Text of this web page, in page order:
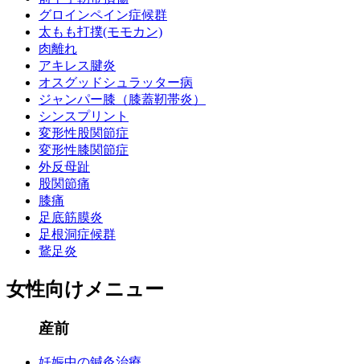
グロインペイン症候群
太もも打撲(モモカン)
肉離れ
アキレス腱炎
オスグッドシュラッター病
ジャンパー膝（膝蓋靭帯炎）
シンスプリント
変形性股関節症
変形性膝関節症
外反母趾
股関節痛
膝痛
足底筋膜炎
足根洞症候群
鵞足炎
女性向けメニュー
産前